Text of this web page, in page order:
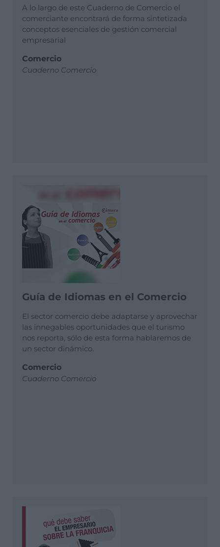
A lo largo de este Cuaderno de Comercio el
comerciante encontrará de forma sintetizada
conceptos esenciales de gestión comercial
empresarial
Comercio
Cuaderno Comercio
Guía de Idiomas en el Comercio
El sector comercio debe adaptarse y aprovechar
las innegables oportunidades que el turismo
nos reporta, sólo de esta forma hablaremos de
un sector dinámico.
Comercio
Cuaderno Comercio